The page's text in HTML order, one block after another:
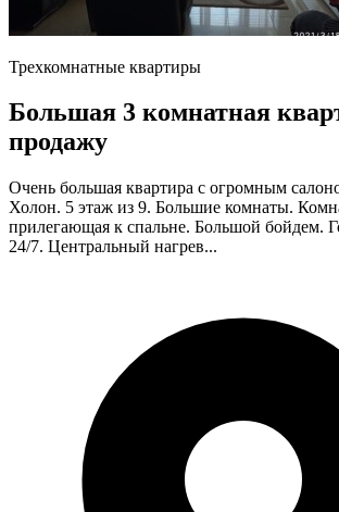
Трехкомнатные квартиры
Большая 3 комнатная
продажу
Очень большая квартира с огромным
Холон. 5 этаж из 9. Большие комнаты.
прилегающая к спальне. Большой бойдем.
24/7. Центральный нагрев...